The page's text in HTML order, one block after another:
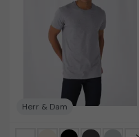
Herr & Dam